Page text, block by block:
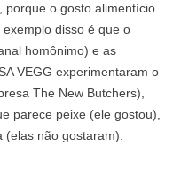
porque o gosto alimentício
disso é que o
homônimo) e as
VEGG experimentaram o
The New Butchers),
parece peixe (ele gostou),
não gostaram).